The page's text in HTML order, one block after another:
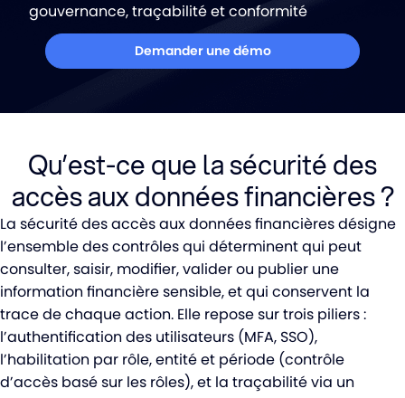
gouvernance, traçabilité et conformité
Demander une démo
Qu’est-ce que la sécurité des
accès aux données financières ?
La sécurité des accès aux données financières désigne
l’ensemble des contrôles qui déterminent qui peut
consulter, saisir, modifier, valider ou publier une
information financière sensible, et qui conservent la
trace de chaque action. Elle repose sur trois piliers :
l’authentification des utilisateurs (MFA, SSO),
l’habilitation par rôle, entité et période (contrôle
d’accès basé sur les rôles), et la traçabilité via un